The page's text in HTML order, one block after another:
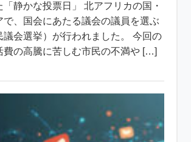
静かな投票日」 北アフリカの国・
で、国会にあたる議会の議員を選ぶ
議会選挙）が行われました。 今回の
費の高騰に苦しむ市民の不満や […]